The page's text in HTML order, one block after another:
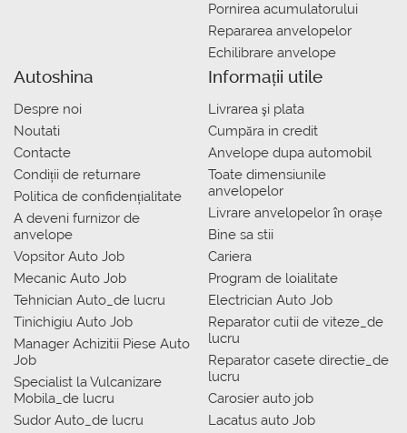
Pornirea acumulatorului
Repararea anvelopelor
Echilibrare anvelope
Autoshina
Despre noi
Noutati
Contacte
Condiții de returnare
Politica de confidențialitate
A deveni furnizor de
anvelope
Vopsitor Auto Job
Mecanic Auto Job
Tehnician Auto_de lucru
Tinichigiu Auto Job
Manager Achizitii Piese Auto
Job
Specialist la Vulcanizare
Mobila_de lucru
Sudor Auto_de lucru
Informații utile
Livrarea şi plata
Сumpăra in credit
Anvelope dupa automobil
Toate dimensiunile
anvelopelor
Livrare anvelopelor în orașe
Bine sa stii
Cariera
Program de loialitate
Electrician Auto Job
Reparator cutii de viteze_de
lucru
Reparator casete directie_de
lucru
Carosier auto job
Lacatus auto Job